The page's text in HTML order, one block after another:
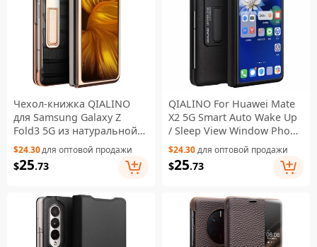
Чехол-книжка QIALINO
для Samsung Galaxy Z
Fold3 5G из натуральной
кожи с текстурой
крокодила и
поликарбоната с
гальваническое
покрытие, чехол для
телефона с закалённым
стеклом — чёрный
$24.30для оптовой продажи
$25.73
QIALINO For Huawei Mate
X2 5G Smart Auto Wake Up
/ Sleep View Window Phone
Case Genuine Cowhide
Leather Anti-drop Phone
Flip Cover with Hidden
$24.30для оптовой продажи
$25.73